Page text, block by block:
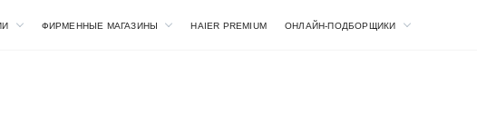
ФИРМЕННЫЕ МАГАЗИНЫ HAIER PREMIUM ОНЛАЙН-ПОДБОРЩИКИ